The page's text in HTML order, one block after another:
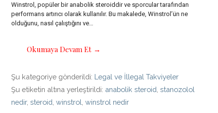
Winstrol, popüler bir anabolik steroiddir ve sporcular tarafından
performans artırıcı olarak kullanılır. Bu makalede, Winstrol’ün ne
olduğunu, nasıl çalıştığını ve…
Okumaya Devam Et →
Şu kategoriye gönderildi: Legal ve İllegal Takviyeler
Şu etiketin altına yerleştirildi: anabolik steroid,stanozolol
nedir,steroid,winstrol,winstrol nedir